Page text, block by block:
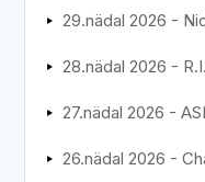
29.nädal 2026 -
28.nädal 2026 -
27.nädal 2026 -
26.nädal 2026 -